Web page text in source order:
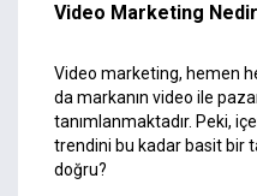
Video Marketing
Video marketing, hemen
da markanın video ile
tanımlanmaktadır. Peki,
trendini bu kadar basit bir
doğru?